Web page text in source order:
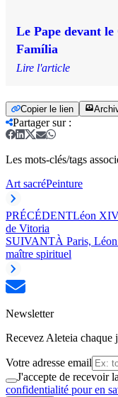
Le Pape devant
Família
Lire l'article
Copier le lien
Partager sur:
Les mots-clés/tags
Art sacréPeinture
PRÉCÉDENTLéon XIV
de Vitoria
SUIVANTÀ Paris,
maître spirituel
Newsletter
Recevez Aleteia chaque
Votre adresse email
J'accepte de recevoir
confidentialité pour en